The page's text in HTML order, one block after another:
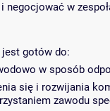
w
gotów do:
w sposób
się i rozwijania
zawodu